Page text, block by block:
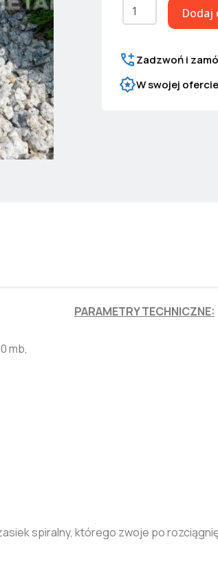
ilość
Drut
fi
mm
Dodaj
Zadzwoń i
W swojej
PARAMETRY TECHNICZNE:
mb,
spiralny, którego zwoje po